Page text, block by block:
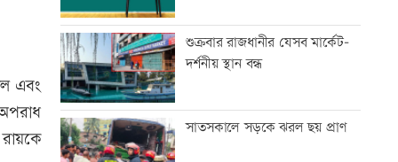
এবং
শুক্রবার রাজধানীর যেসব মার্কেট-
দর্শনীয় স্থান বন্ধ
সাতসকালে সড়কে ঝরল ছয় প্রাণ